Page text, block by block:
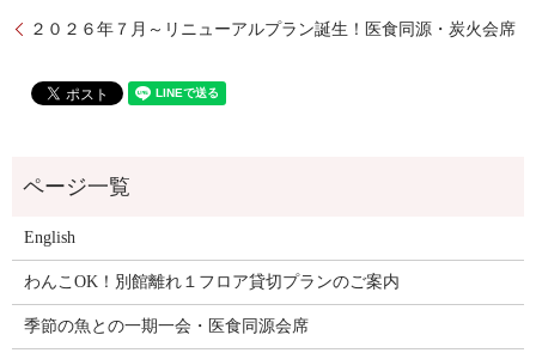
２０２６年７月～リニューアルプラン誕生！医食同源・炭火会席
English
わんこOK！別館離れ１フロア貸切プランのご案内
季節の魚との一期一会・医食同源会席